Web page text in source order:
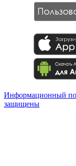
Информационный
защищены